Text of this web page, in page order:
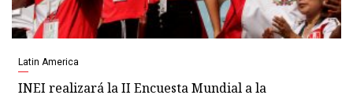
Latin America
INEI realizará la II Encuesta Mundial a la